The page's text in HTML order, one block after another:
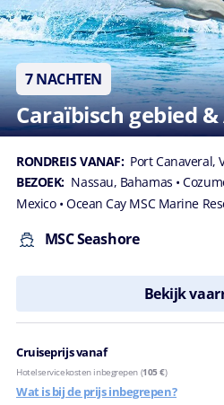
7 NACHTEN
Caraïbisch gebied
RONDREIS VANAF: Port Canaveral,
BEZOEK: Nassau, Bahamas •
Mexico • Ocean Cay MSC Marine
MSC Seashore
Bekijk
Cruiseprijs vanaf
Hotelservicekosten inbegrepen (105 €)
Wat is bij de prijs inbegrepen?